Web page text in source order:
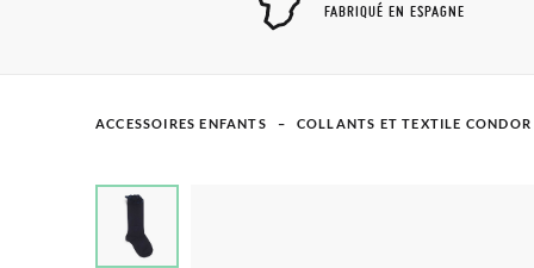
FABRIQUÉ EN ESPAGNE
ACCESSOIRES ENFANTS COLLANTS ET TEXTILE CONDOR